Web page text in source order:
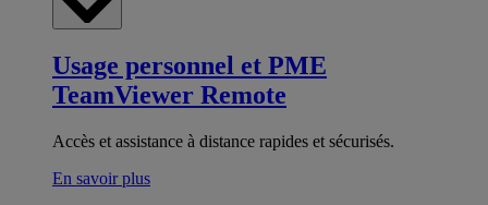
Usage personnel et PME
TeamViewer Remote
Accès et assistance à distance rapides et sécurisés.
En savoir plus